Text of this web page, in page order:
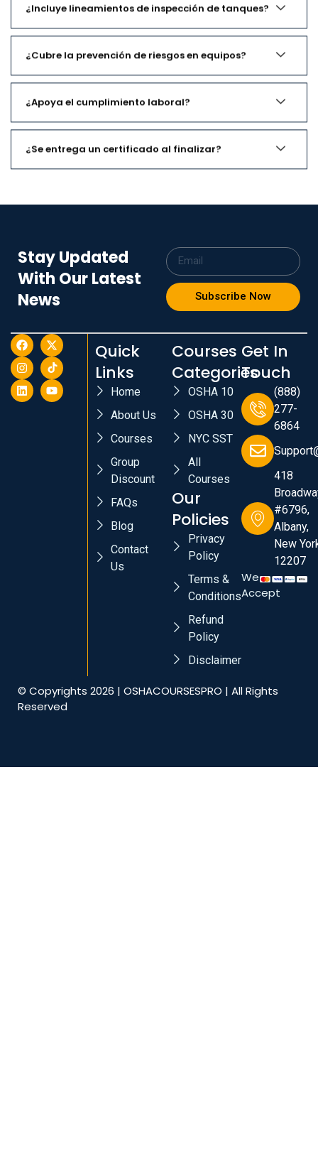
¿Incluye lineamientos de inspección de tanques?
¿Cubre la prevención de riesgos en equipos?
¿Apoya el cumplimiento laboral?
¿Se entrega un certificado al finalizar?
Stay Updated
With Our Latest
News
Subscribe Now
Quick
Links
Home
About Us
Courses
Group
Discount
FAQs
Blog
Contact
Us
Courses
Categories
OSHA 10
OSHA 30
NYC SST
All
Courses
Our
Policies
Privacy
Policy
Terms &
Conditions
Refund
Policy
Disclaimer
Get In
Touch
(888)
277-
6864
418
#6796,
Albany,
New
12207
We
Accept
© Copyrights 2026 | OSHACOURSESPRO | All Rights
Reserved